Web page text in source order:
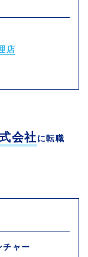
店
会社に転職
チャー